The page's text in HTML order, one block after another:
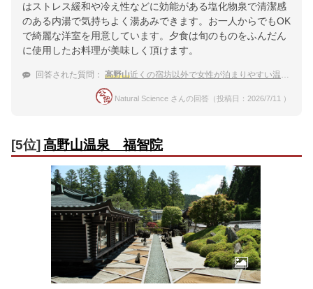
はストレス緩和や冷え性などに効能がある塩化物泉で清潔感
のある内湯で気持ちよく湯あみできます。お一人からでもOK
で綺麗な洋室を用意しています。夕食は旬のものをふんだん
に使用したお料理が美味しく頂けます。
回答された質問： 高野山近くの宿坊以外で女性が泊まりやすい温泉宿
Natural Science さんの回答（投稿日：2026/7/11 ）
[5位] 高野山温泉 福智院